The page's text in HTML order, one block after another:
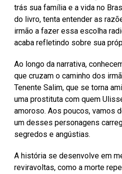
trás sua família e a vida no
do livro, tenta entender as
irmão a fazer essa escolha
acaba refletindo sobre sua
Ao longo da narrativa,
que cruzam o caminho dos
Tenente Salim, que se torna
uma prostituta com quem
amoroso. Aos poucos, vamos
um desses personagens
segredos e angústias.
A história se desenvolve em
reviravoltas, como a morte